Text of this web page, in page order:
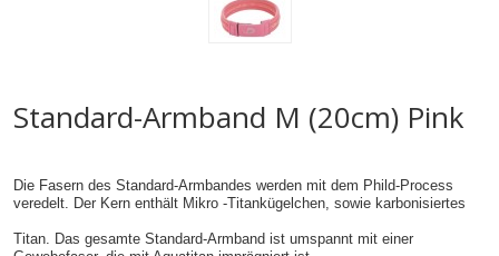
Standard-Armband M (20cm) Pink
Die Fasern des Standard-Armbandes werden mit dem Phild-Process
veredelt. Der Kern enthält Mikro -Titankügelchen, sowie karbonisiertes
Titan. Das gesamte Standard-Armband ist umspannt mit einer